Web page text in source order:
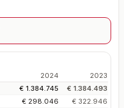
2024
2023
€ 1.384.745
€ 1.384.493
€ 298.046
€ 322.946